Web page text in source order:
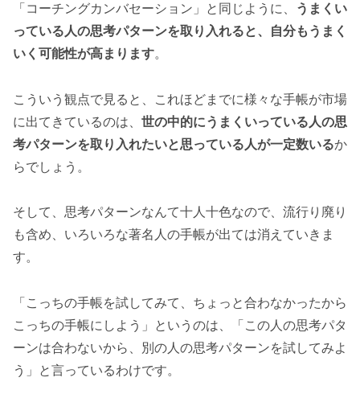
「コーチングカンバセーション」と同じように、
うまくい
っている人の思考パターンを取り入れると、自分もうまく
いく可能性が高まります。
こういう観点で見ると、これほどまでに様々な手帳が市場
に出てきているのは、 世の中的にうまくいっている人の思
考パターンを取り入れたいと思っている人が一定数いるか
らでしょう。
そして、思考パターンなんて十人十色なので、流行り廃り
も含め、いろいろな著名人の手帳が出ては消えていきま
す。
「こっちの手帳を試してみて、ちょっと合わなかったから
こっちの手帳にしよう」というのは、「この人の思考パタ
ーンは合わないから、別の人の思考パターンを試してみよ
う」と言っているわけです。